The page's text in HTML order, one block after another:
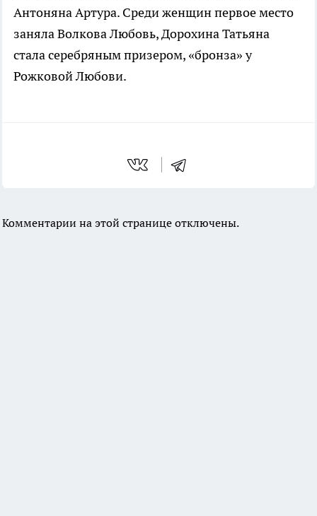
Антоняна Артура. Среди женщин первое место
заняла Волкова Любовь, Дорохина Татьяна
стала серебряным призером, «бронза» у
Рожковой Любови.
Комментарии на этой странице отключены.